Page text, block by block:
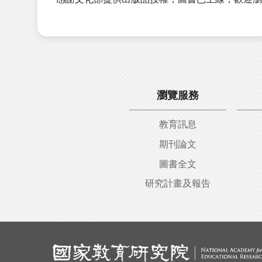
瀏覽服務
教育訊息
期刊論文
圖書全文
研究計畫及報告